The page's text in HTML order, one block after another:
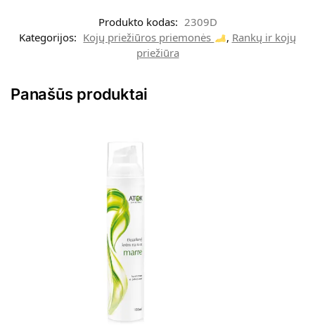
Produkto kodas: 2309D
Kategorijos: Kojų priežiūros priemonės , Rankų ir kojų
priežiūra
Panašūs produktai